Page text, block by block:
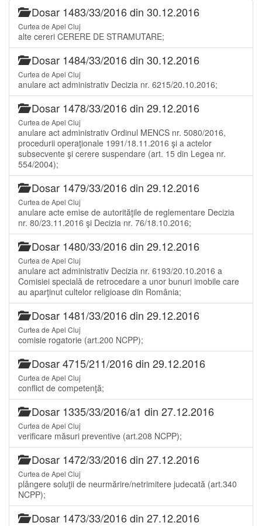
Dosar 1483/33/2016 din 30.12.2016
Curtea de Apel Cluj
alte cereri CERERE DE STRAMUTARE;
Dosar 1484/33/2016 din 30.12.2016
Curtea de Apel Cluj
anulare act administrativ Decizia nr. 6215/20.10.2016;
Dosar 1478/33/2016 din 29.12.2016
Curtea de Apel Cluj
anulare act administrativ Ordinul MENCS nr. 5080/2016,
procedurii operaţionale 1991/18.11.2016 şi a actelor
subsecvente şi cerere suspendare (art. 15 din Legea nr.
554/2004);
Dosar 1479/33/2016 din 29.12.2016
Curtea de Apel Cluj
anulare acte emise de autorităţile de reglementare Decizia
nr. 80/23.11.2016 şi Decizia nr. 76/18.10.2016;
Dosar 1480/33/2016 din 29.12.2016
Curtea de Apel Cluj
anulare act administrativ Decizia nr. 6193/20.10.2016 a
Comisiei specială de retrocedare a unor bunuri imobile care
au aparţinut cultelor religioase din România;
Dosar 1481/33/2016 din 29.12.2016
Curtea de Apel Cluj
comisie rogatorie (art.200 NCPP);
Dosar 4715/211/2016 din 29.12.2016
Curtea de Apel Cluj
conflict de competenţă;
Dosar 1335/33/2016/a1 din 27.12.2016
Curtea de Apel Cluj
verificare măsuri preventive (art.208 NCPP);
Dosar 1472/33/2016 din 27.12.2016
Curtea de Apel Cluj
plângere soluţii de neurmărire/netrimitere judecată (art.340
NCPP);
Dosar 1473/33/2016 din 27.12.2016